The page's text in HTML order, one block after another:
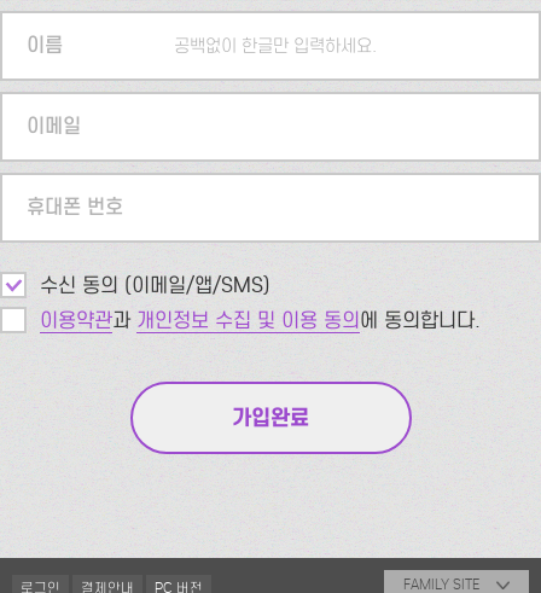
이름 공백없이 한글만 입력하세요.
이메일
휴대폰 번호
수신 동의 (이메일/앱/SMS)
이용약관과 개인정보 수집 및 이용 동의에 동의합니다.
로그인 결제안내 PC 버전 FAMILY SITE